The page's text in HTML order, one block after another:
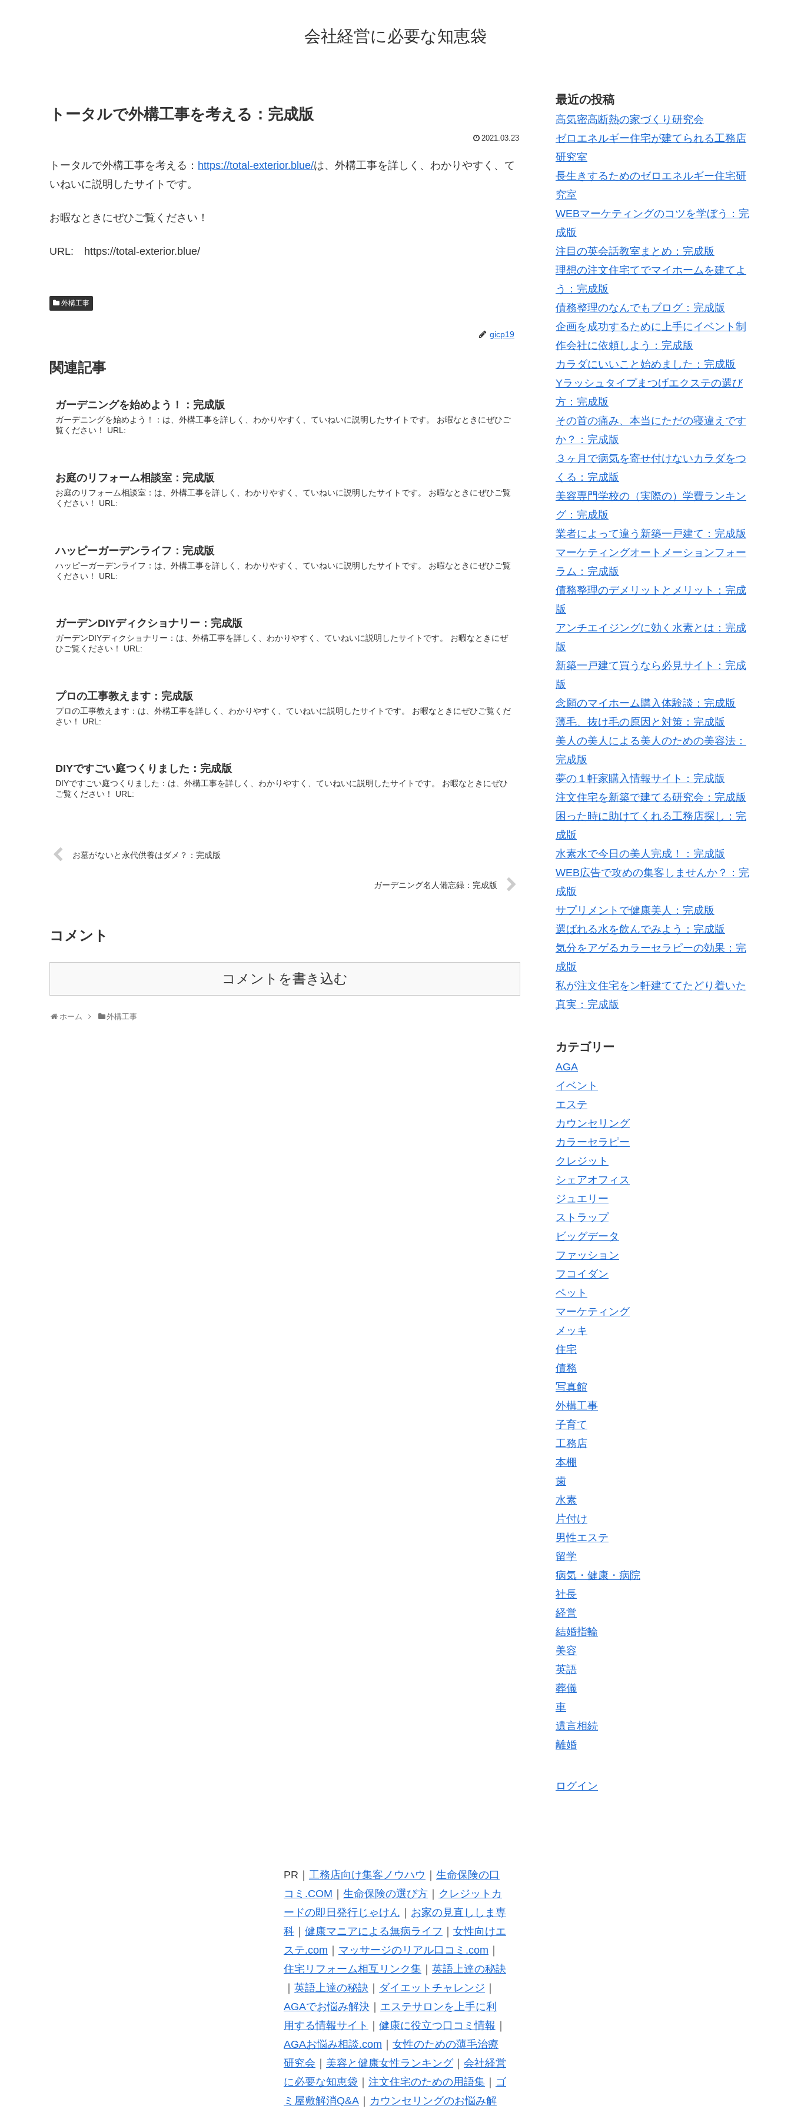
会社経営に必要な知恵袋
トータルで外構工事を考える：完成版
2021.03.23
トータルで外構工事を考える： https://total-exterior.blue/は、外構工事を詳しく、わかりやすく、て
いねいに説明したサイトです。
お暇なときにぜひご覧ください！
URL: https://total-exterior.blue/
外構工事
gicp19
関連記事
ガーデニングを始めよう！：完成版
ガーデニングを始めよう！：は、外構工事を詳しく、わかりやすく、ていねいに説明したサイトです。 お暇なときにぜひご
覧ください！ URL:
お庭のリフォーム相談室：完成版
お庭のリフォーム相談室：は、外構工事を詳しく、わかりやすく、ていねいに説明したサイトです。 お暇なときにぜひご覧
ください！ URL:
ハッピーガーデンライフ：完成版
ハッピーガーデンライフ：は、外構工事を詳しく、わかりやすく、ていねいに説明したサイトです。 お暇なときにぜひご覧
ください！ URL:
ガーデンDIYディクショナリー：完成版
ガーデンDIYディクショナリー：は、外構工事を詳しく、わかりやすく、ていねいに説明したサイトです。 お暇なときにぜ
ひご覧ください！ URL:
プロの工事教えます：完成版
プロの工事教えます：は、外構工事を詳しく、わかりやすく、ていねいに説明したサイトです。 お暇なときにぜひご覧くだ
さい！ URL:
DIYですごい庭つくりました：完成版
DIYですごい庭つくりました：は、外構工事を詳しく、わかりやすく、ていねいに説明したサイトです。 お暇なときにぜひ
ご覧ください！ URL:
お墓がないと永代供養はダメ？：完成版
ガーデニング名人備忘録：完成版
コメント
コメントを書き込む
ホーム 外構工事
最近の投稿
高気密高断熱の家づくり研究会
ゼロエネルギー住宅が建てられる工務店
研究室
長生きするためのゼロエネルギー住宅研
究室
WEBマーケティングのコツを学ぼう：完
成版
注目の英会話教室まとめ：完成版
理想の注文住宅てでマイホームを建てよ
う：完成版
債務整理のなんでもブログ：完成版
企画を成功するために上手にイベント制
作会社に依頼しよう：完成版
カラダにいいこと始めました：完成版
Yラッシュタイプまつげエクステの選び
方：完成版
その首の痛み、本当にただの寝違えです
か？：完成版
３ヶ月で病気を寄せ付けないカラダをつ
くる：完成版
美容専門学校の（実際の）学費ランキン
グ：完成版
業者によって違う新築一戸建て：完成版
マーケティングオートメーションフォー
ラム：完成版
債務整理のデメリットとメリット：完成
版
アンチエイジングに効く水素とは：完成
版
新築一戸建て買うなら必見サイト：完成
版
念願のマイホーム購入体験談：完成版
薄毛、抜け毛の原因と対策：完成版
美人の美人による美人のための美容法：
完成版
夢の１軒家購入情報サイト：完成版
注文住宅を新築で建てる研究会：完成版
困った時に助けてくれる工務店探し：完
成版
水素水で今日の美人完成！：完成版
WEB広告で攻めの集客しませんか？：完
成版
サプリメントで健康美人：完成版
選ばれる水を飲んでみよう：完成版
気分をアゲるカラーセラピーの効果：完
成版
私が注文住宅をン軒建ててたどり着いた
真実：完成版
カテゴリー
AGA
イベント
エステ
カウンセリング
カラーセラピー
クレジット
シェアオフィス
ジュエリー
ストラップ
ビッグデータ
ファッション
フコイダン
ペット
マーケティング
メッキ
住宅
債務
写真館
外構工事
子育て
工務店
本棚
歯
水素
片付け
男性エステ
留学
病気・健康・病院
社長
経営
結婚指輪
美容
英語
葬儀
車
遺言相続
離婚
ログイン
PR｜ 工務店向け集客ノウハウ
生命保険の口
コミ.COM
生命保険の選び方｜
クレジットカ
ードの即日発行じゃけん
お家の見直ししま専
科｜ 健康マニアによる無病ライフ
女性向けエ
ステ.com
マッサージのリアル口コミ.com
住宅リフォーム相互リンク集｜ 英語上達の秘訣
英語上達の秘訣 ダイエットチャレンジ
AGAでお悩み解決｜ エステサロンを上手に利
用する情報サイト
健康に役立つ口コミ情報
AGAお悩み相談.com
女性のための薄毛治療
研究会
美容と健康女性ランキング｜ 会社経営
に必要な知恵袋
注文住宅のための用語集｜
ゴ
ミ屋敷解消Q&A｜ カウンセリングのお悩み解